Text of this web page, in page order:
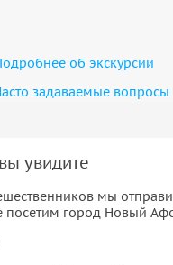
об экскурсии
задаваемые вопросы
увидите
мы
посетим город Новый